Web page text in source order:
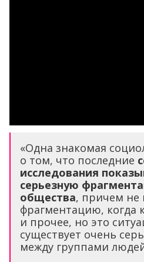
«Одна знакомая
о том, что последние
исследования
серьезную
общества, причем не
фрагментацию, когда
и прочее, но это
существует очень
между группами